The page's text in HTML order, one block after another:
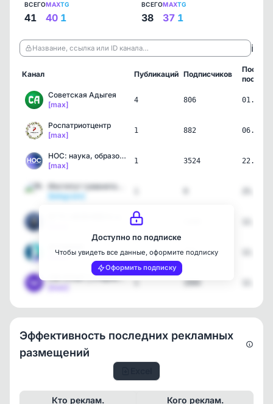
ВСЕГО
41
MAX
40
TG
1
ВСЕГО
38
MAX
37
TG
1
Название, ссылка или ID канала… ℹ️
Канал Публикаций Подписчиков
пост
Советская Адыгея
[max]
4 806
Роспатриотцентр
[max]
1 882
НОС: наука, образование,…
[max]
1 3524
[telegram]
1
[max]
1 495
СФ УУНиТ | Стерлитамакск…
1 1994
Доступно по подписке
Чтобы увидеть все данные, оформите подписку
Оформить подписку
Эффективность последних рекламных
размещений
Кто реклам. Кого реклам.